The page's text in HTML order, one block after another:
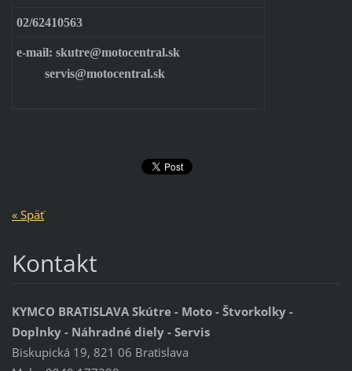
02/62410563
e-mail: skutre@motocentral.sk
servis@motocentral.sk
« Späť
Kontakt
KYMCO BRATISLAVA Skútre - Moto - Štvorkolky -
Doplnky - Náhradné diely - Servis
Biskupická 19, 821 06 Bratislava